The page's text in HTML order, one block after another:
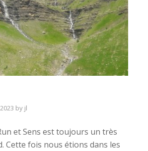
by jl
et Sens est toujours un très
Cette fois nous étions dans les